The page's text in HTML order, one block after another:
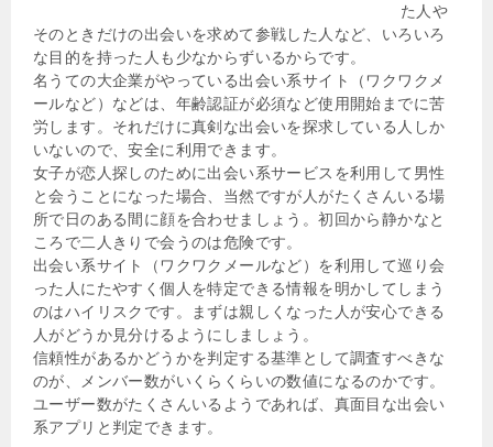
た人や
そのときだけの出会いを求めて参戦した人など、いろいろ
な目的を持った人も少なからずいるからです。
名うての大企業がやっている出会い系サイト（ワクワクメ
ールなど）などは、年齢認証が必須など使用開始までに苦
労します。それだけに真剣な出会いを探求している人しか
いないので、安全に利用できます。
女子が恋人探しのために出会い系サービスを利用して男性
と会うことになった場合、当然ですが人がたくさんいる場
所で日のある間に顔を合わせましょう。初回から静かなと
ころで二人きりで会うのは危険です。
出会い系サイト（ワクワクメールなど）を利用して巡り会
った人にたやすく個人を特定できる情報を明かしてしまう
のはハイリスクです。まずは親しくなった人が安心できる
人がどうか見分けるようにしましょう。
信頼性があるかどうかを判定する基準として調査すべきな
のが、メンバー数がいくらくらいの数値になるのかです。
ユーザー数がたくさんいるようであれば、真面目な出会い
系アプリと判定できます。